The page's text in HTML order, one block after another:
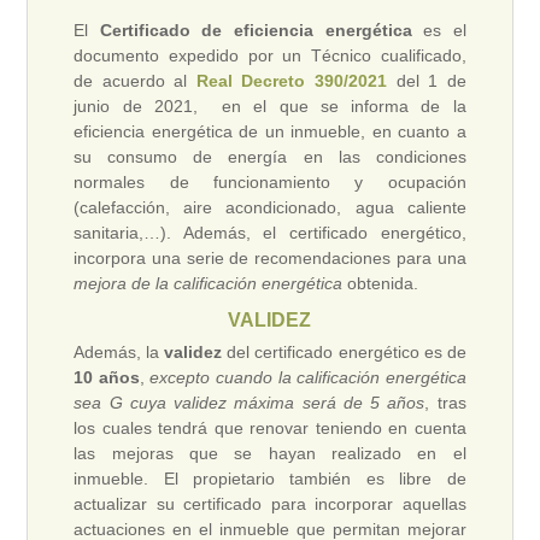
El Certificado de eficiencia energéticaes el
documento expedido por un Técnico cualificado,
de acuerdo al Real Decreto 390/2021 del 1 de
junio de 2021, en el que se informa de la
eficiencia energética de un inmueble, en cuanto a
su consumo de energía en las condiciones
normales de funcionamiento y ocupación
(calefacción, aire acondicionado, agua caliente
sanitaria,…). Además, el certificado energético,
incorpora una serie de recomendaciones para una
mejora de la calificación energética obtenida.
VALIDEZ
Además, lavalidez del certificado energético es de
10 años ,excepto cuando la calificación energética
sea G cuya validez máxima será de 5 años , tras
los cuales tendrá que renovar teniendo en cuenta
las mejoras que se hayan realizado en el
inmueble. El propietario también es libre de
actualizar su certificado para incorporar aquellas
actuaciones en el inmueble que permitan mejorar